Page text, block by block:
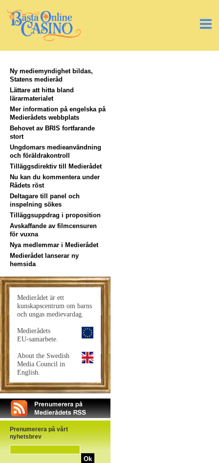
Ny mediemyndighet bildas,
Statens medieråd
Lättare att hitta bland
lärarmaterialet
Mer information på engelska på
Medierådets webbplats
Behovet av BRIS fortfarande
stort
Ungdomars medieanvändning
och föräldrakontroll
Tilläggsdirektiv till Medierådet
Nu kan du kommentera under
Rådets röst
Deltagare till panel och
inspelning sökes
Tilläggsuppdrag i proposition
Avskaffande av filmcensuren
för vuxna
Nya medlemmar i Medierådet
Medierådet lanserar ny
hemsida
Medierådet är ett
kunskapscentrum om barns
och ungas medievardag.
Medierådets
EU-samarbete.
About the Swedish
Media Council in
English.
Prenumerera på vårt
nyhetsbrev
Ok